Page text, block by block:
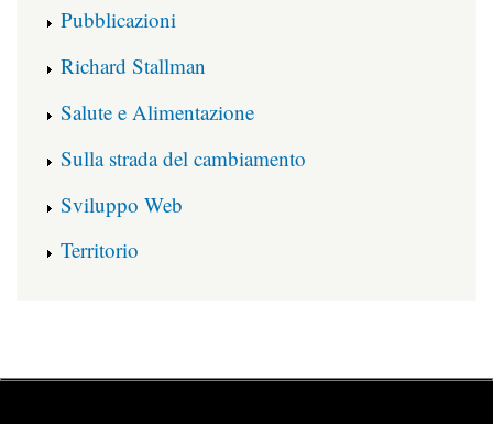
Pubblicazioni
Richard Stallman
Salute e Alimentazione
Sulla strada del cambiamento
Sviluppo Web
Territorio